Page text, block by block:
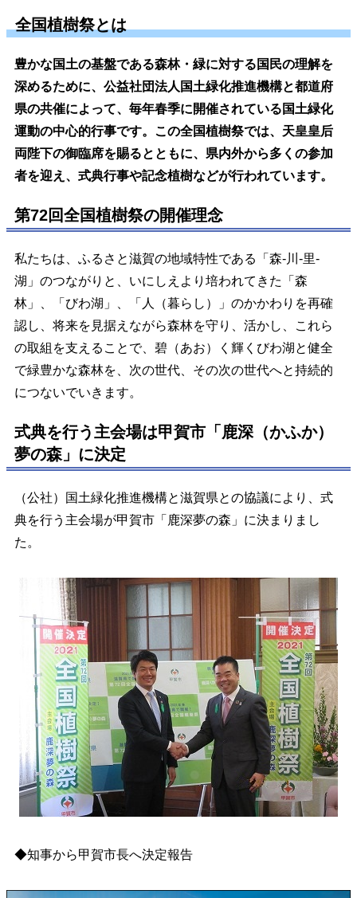
全国植樹祭とは
豊かな国土の基盤である森林・緑に対する国民の理解を
深めるために、公益社団法人国土緑化推進機構と都道府
県の共催によって、毎年春季に開催されている国土緑化
運動の中心的行事です。この全国植樹祭では、天皇皇后
両陛下の御臨席を賜るとともに、県内外から多くの参加
者を迎え、式典行事や記念植樹などが行われています。
第72回全国植樹祭の開催理念
私たちは、ふるさと滋賀の地域特性である「森-川-里-
湖」のつながりと、いにしえより培われてきた「森
林」、「びわ湖」、「人（暮らし）」のかかわりを再確
認し、将来を見据えながら森林を守り、活かし、これら
の取組を支えることで、碧（あお）く輝くびわ湖と健全
で緑豊かな森林を、次の世代、その次の世代へと持続的
につないでいきます。
式典を行う主会場は甲賀市「鹿深（かふか）
夢の森」に決定
（公社）国土緑化推進機構と滋賀県との協議により、式
典を行う主会場が甲賀市「鹿深夢の森」に決まりまし
た。
◆知事から甲賀市長へ決定報告